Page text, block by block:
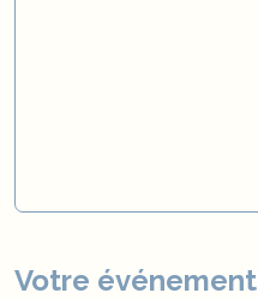
Votre événement